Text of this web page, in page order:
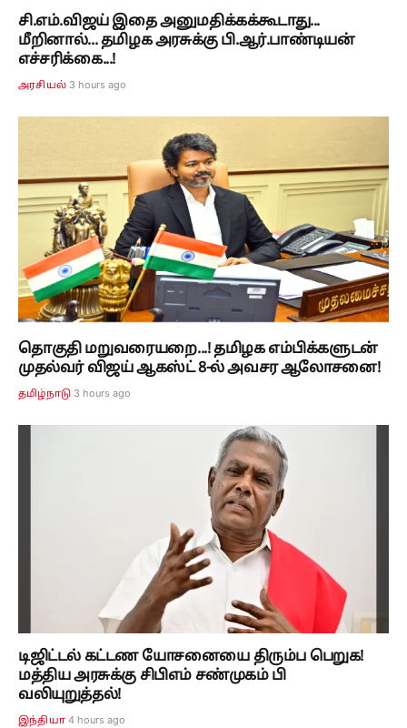
சி.எம்.விஜய் இதை அனுமதிக்கக்கூடாது...
மீறினால்... தமிழக அரசுக்கு பி.ஆர்.பாண்டியன்
எச்சரிக்கை...!
அரசியல் 3 hours ago
தொகுதி மறுவரையறை...! தமிழக எம்பிக்களுடன்
முதல்வர் விஜய் ஆகஸ்ட் 8-ல் அவசர ஆலோசனை!
தமிழ்நாடு 3 hours ago
டிஜிட்டல் கட்டண யோசனையை திரும்ப பெறுக!
மத்திய அரசுக்கு சிபிஎம் சண்முகம் பி
வலியுறுத்தல்!
இந்தியா 4 hours ago